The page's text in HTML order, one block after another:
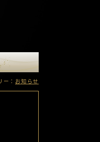
： お知らせ